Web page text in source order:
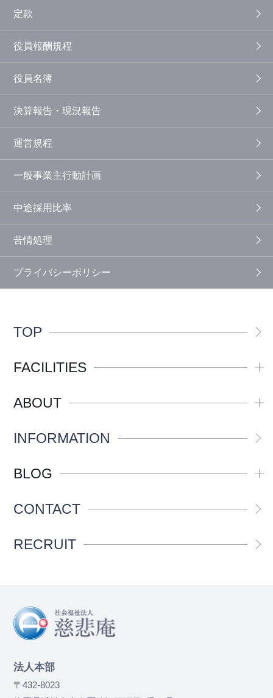
定款
役員報酬規程
役員名簿
決算報告・現況報告
運営規程
一般事業主行動計画
中途採用比率
苦情処理
プライバシーポリシー
TOP
FACILITIES
ABOUT
INFORMATION
BLOG
CONTACT
RECRUIT
法人本部
〒432-8023